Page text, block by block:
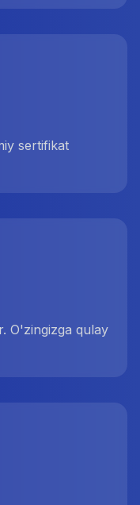
sertifikat
O'zingizga qulay